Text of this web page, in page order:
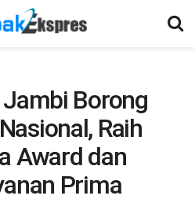
Borong
Raih
Award dan
Prima